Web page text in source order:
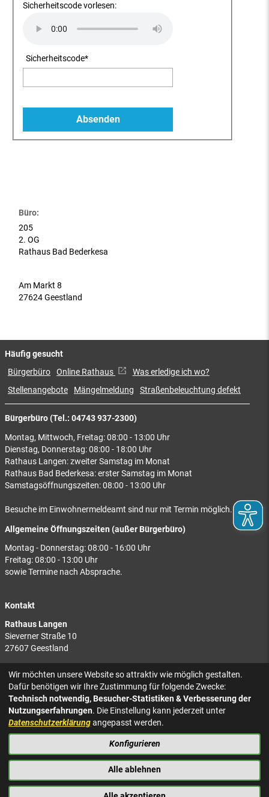
Sicherheitscode vorlesen:
Sicherheitscode*
Büro:
205
2. OG
Rathaus Bad Bederkesa
Am Markt 8
27624 Geestland
Bürgerbüro (Tel.: 04743 937-2300)
Montag, Mittwoch, Freitag: 08:00 - 13:00 Uhr
Dienstag, Donnerstag: 08:00 - 18:00 Uhr
Rathaus Langen: zweiter Samstag im Monat
Rathaus Bad Bederkesa: erster Samstag im Monat
Samstagsöffnungszeiten: 08:00 - 13:00 Uhr
Besuche im Einwohnermeldeamt sind nur mit Termin möglich.
Allgemeine Öffnungszeiten (außer Bürgerbüro)
Montag - Donnerstag: 08:00 - 16:00 Uhr
Freitag: 08:00 - 13:00 Uhr
sowie Termine nach Absprache.
Kontakt
Rathaus Langen
Sieverner Straße 10
27607 Geestland
Rathaus Bad Bederkesa
Am Markt 8
27624 Geestland
Tel.: 04743 937-2300
Häufig gesucht
Bürgerbüro Online Rathaus
Was erledige ich wo?
Stellenangebote
Mängelmeldung Straßenbeleuchtung defekt
KONTAKT
IMPRESSUM
DATENSCHUTZ
BARRIEREFREIHEIT
NACH OBEN
Wir möchten unsere Website so attraktiv wie möglich gestalten.
Dafür benötigen wir Ihre Zustimmung für folgende Zwecke:
Technisch notwendig, Besucher-Statistiken & Verbesserung der
Nutzungserfahrungen. Die Einstellung kann jederzeit unter
Datenschutzerklärungangepasst werden.
Konfigurieren
Alle ablehnen